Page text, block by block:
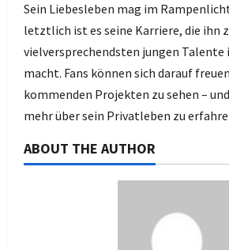
Sein Liebesleben mag im
letztlich ist es seine Karriere, die ihn
vielversprechendsten jungen Talente
macht. Fans können sich darauf
kommenden Projekten zu sehen –
mehr über sein Privatleben zu
ABOUT THE AUTHOR